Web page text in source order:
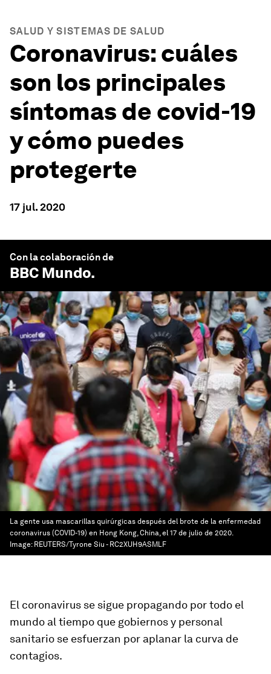
SALUD Y SISTEMAS DE SALUD
Coronavirus: cuáles
son los principales
síntomas de covid-19
y cómo puedes
protegerte
17 jul. 2020
Con la colaboración de
BBC Mundo.
La gente usa mascarillas quirúrgicas después del brote de la enfermedad
coronavirus (COVID-19) en Hong Kong, China, el 17 de julio de 2020.
Image: REUTERS/Tyrone Siu - RC2XUH9ASMLF
El coronavirus se sigue propagando por todo el
mundo al tiempo que gobiernos y personal
sanitario se esfuerzan por aplanar la curva de
contagios.